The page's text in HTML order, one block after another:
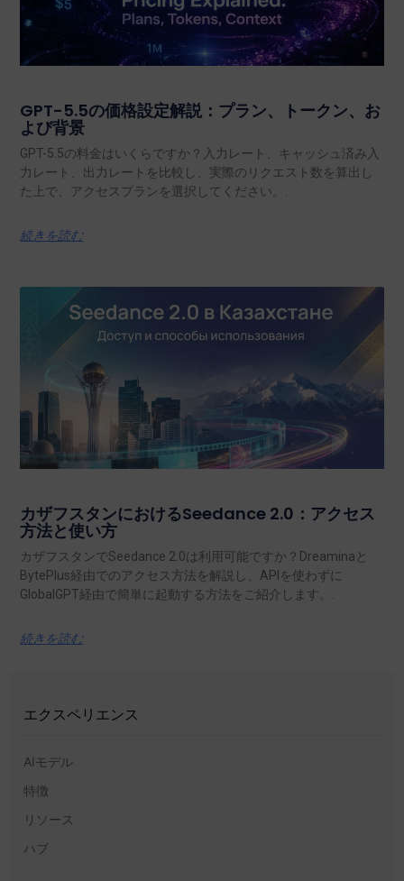
GPT-5.5の価格設定解説：プラン、トークン、お
よび背景
GPT-5.5の料金はいくらですか？入力レート、キャッシュ済み入
力レート、出力レートを比較し、実際のリクエスト数を算出し
た上で、アクセスプランを選択してください。.
続きを読む
カザフスタンにおけるSeedance 2.0：アクセス
方法と使い方
カザフスタンでSeedance 2.0は利用可能ですか？Dreaminaと
BytePlus経由でのアクセス方法を解説し、APIを使わずに
GlobalGPT経由で簡単に起動する方法をご紹介します。.
続きを読む
エクスペリエンス
AIモデル
特徴
リソース
ハブ